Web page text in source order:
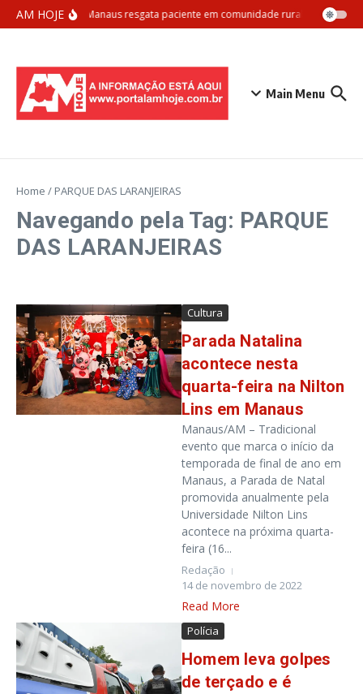
Ir para o conteúdo
AM HOJESamu Manaus resgata paciente em comunidade rural com apoio
Main Menu
Home / PARQUE DAS LARANJEIRAS
Navegando pela Tag: PARQUE
DAS LARANJEIRAS
Cultura
Parada Natalina
acontece nesta
quarta-feira na Nilton
Lins em Manaus
Manaus/AM – Tradicional
evento que marca o início da
temporada de final de ano em
Manaus, a Parada de Natal
promovida anualmente pela
Universidade Nilton Lins
acontece na próxima quarta-
feira (16...
Redação
14 de novembro de 2022
Read More
Polícia
Homem leva golpes
de terçado e é